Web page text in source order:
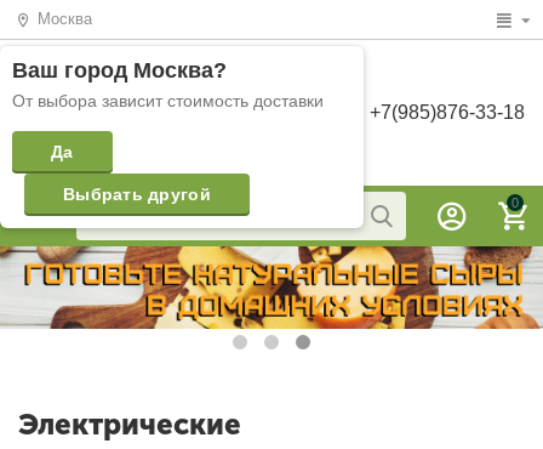
Москва
Ваш город Москва?
От выбора зависит стоимость доставки
Да
Выбрать другой
+7(985)876-33-18
0
Электрические